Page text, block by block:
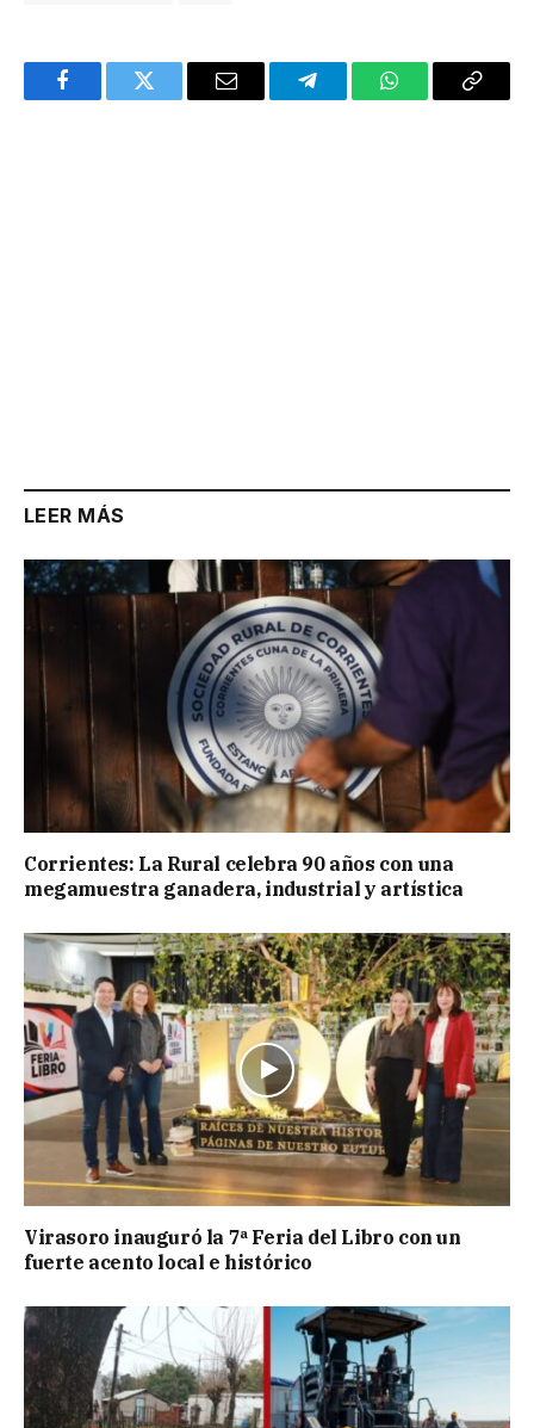
FacebookTwitter Email TelegramWhatsAppCopy
LEER MÁS
Corrientes: La Rural celebra 90 años con una
megamuestra ganadera, industrial y artística
Virasoro inauguró la 7ª Feria del Libro con un
fuerte acento local e histórico